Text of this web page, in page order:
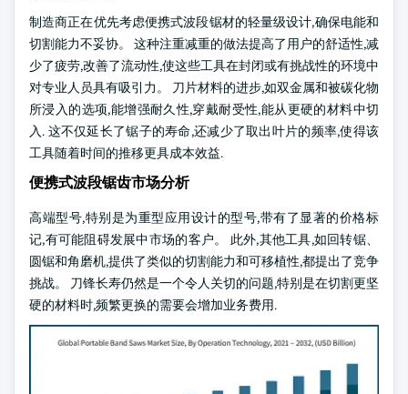
制造商正在优先考虑便携式波段锯材的轻量级设计,确保电能和
切割能力不妥协。 这种注重减重的做法提高了用户的舒适性,减
少了疲劳,改善了流动性,使这些工具在封闭或有挑战性的环境中
对专业人员具有吸引力。 刀片材料的进步,如双金属和被碳化物
所浸入的选项,能增强耐久性,穿戴耐受性,能从更硬的材料中切
入. 这不仅延长了锯子的寿命,还减少了取出叶片的频率,使得该
工具随着时间的推移更具成本效益.
便携式波段锯齿市场分析
高端型号,特别是为重型应用设计的型号,带有了显著的价格标
记,有可能阻碍发展中市场的客户。 此外,其他工具,如回转锯、
圆锯和角磨机,提供了类似的切割能力和可移植性,都提出了竞争
挑战。 刀锋长寿仍然是一个令人关切的问题,特别是在切割更坚
硬的材料时,频繁更换的需要会增加业务费用.